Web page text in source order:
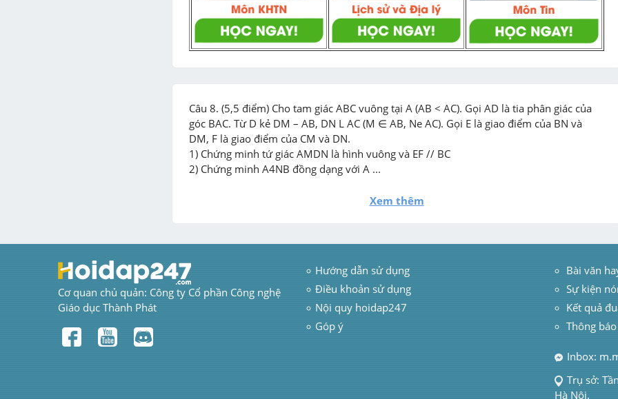
Câu 8. (5,5 điểm) Cho tam giác ABC vuông tại A (AB < AC). Gọi AD là tia phân giác của
góc BAC. Từ D kẻ DM – AB, DN L AC (M ∈ AB, Ne AC). Gọi E là giao điểm của BN và
DM, F là giao điểm của CM và DN.
1) Chứng minh tứ giác AMDN là hình vuông và EF // BC
2) Chứng minh A4NB đồng dạng với A ...
Xem thêm
Cơ quan chủ quản: Công ty Cổ phần Công nghệ
Giáo dục Thành Phát
Hướng dẫn sử dụng
Điều khoản sử dụng
Nội quy hoidap247
Góp ý
Bài văn
Sự kiện
Kết quả
Thông báo
Inbox:
Trụ sở:
Hà Nội.